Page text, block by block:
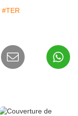
#TER